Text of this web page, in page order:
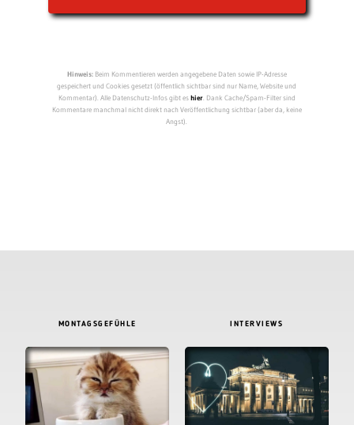
Hinweis:Beim Kommentieren werden angegebene Daten sowie IP-Adresse
gespeichert und Cookies gesetzt (öffentlich sichtbar sind nur Name, Website und
Kommentar). Alle Datenschutz-Infos gibt eshier. Dank Cache/Spam-Filter sind
Kommentare manchmal nicht direkt nach Veröffentlichung sichtbar (aber da, keine
Angst).
MONTAGSGEFÜHLE INTERVIEWS